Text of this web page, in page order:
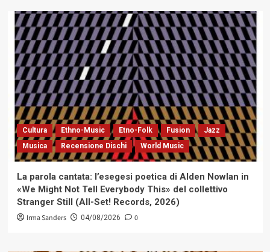
Cultura Ethno-Music Etno-Folk Fusion
Jazz
Musica
Recensione Dischi World Music
La parola cantata: l’esegesi poetica di Alden Nowlan in
«We Might Not Tell Everybody This» del collettivo
Stranger Still (All-Set! Records, 2026)
Irma Sanders 04/08/2026 0